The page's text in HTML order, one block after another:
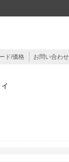
ド/価格 お問い合わ